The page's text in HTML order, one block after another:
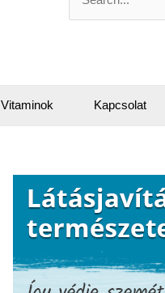
for:
Vitaminok Kapcsolat